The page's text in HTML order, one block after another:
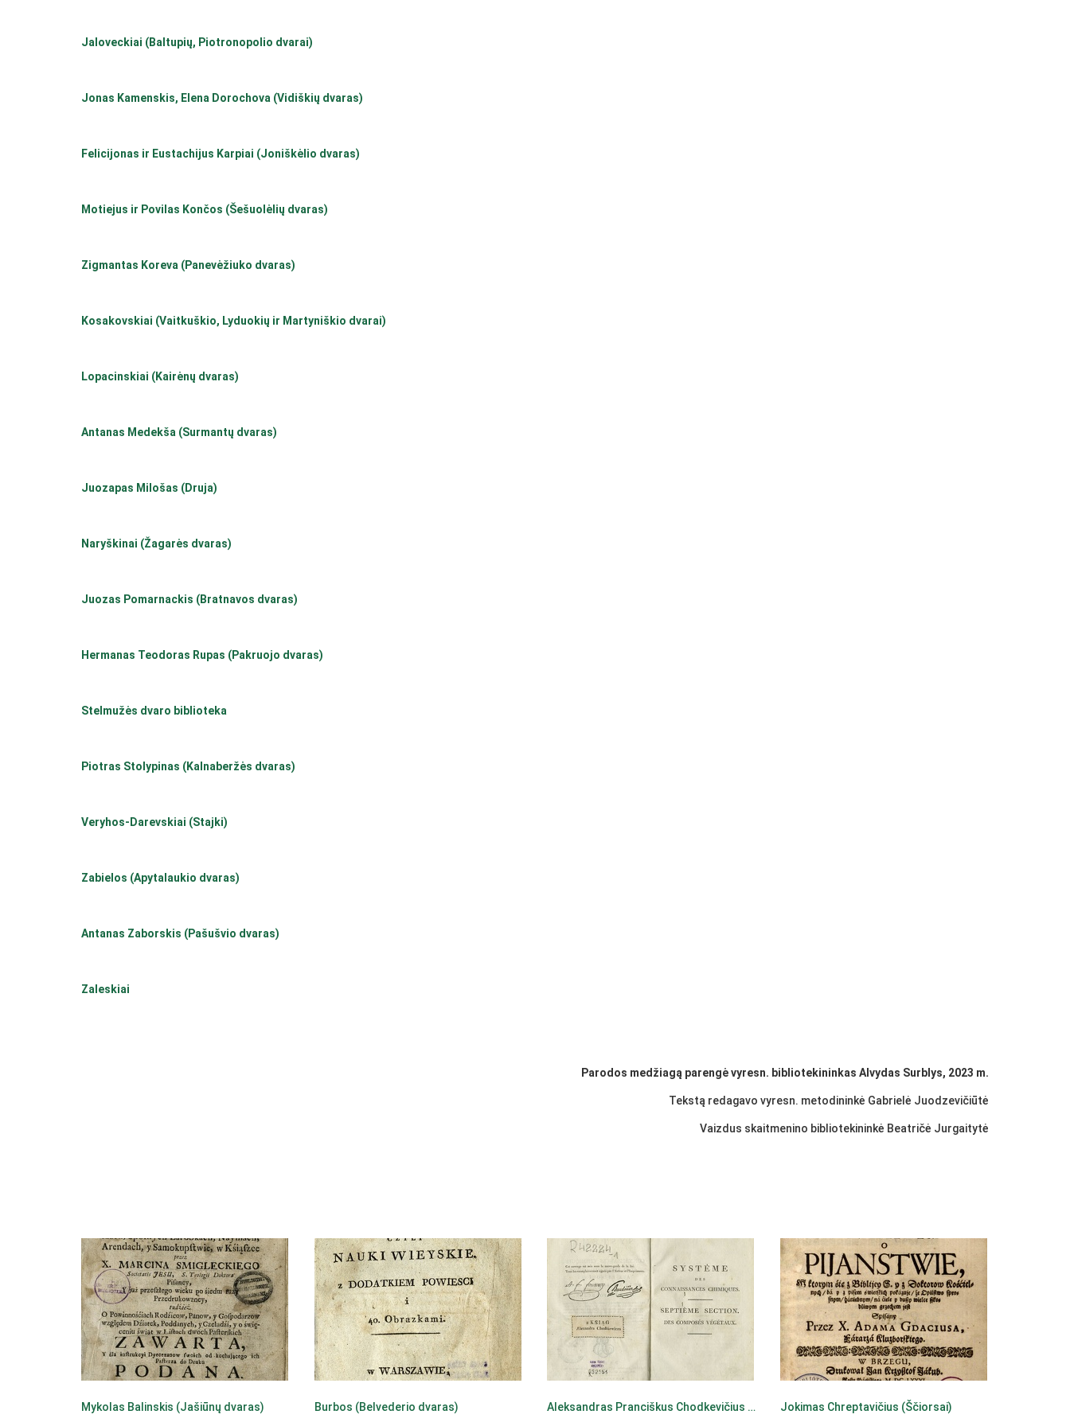
Jaloveckiai (Baltupių, Piotronopolio dvarai)
Jonas Kamenskis, Elena Dorochova (Vidiškių dvaras)
Felicijonas ir Eustachijus Karpiai (Joniškėlio dvaras)
Motiejus ir Povilas Končos (Šešuolėlių dvaras)
Zigmantas Koreva (Panevėžiuko dvaras)
Kosakovskiai (Vaitkuškio, Lyduokių ir Martyniškio dvarai)
Lopacinskiai (Kairėnų dvaras)
Antanas Medekša (Surmantų dvaras)
Juozapas Milošas (Druja)
Naryškinai (Žagarės dvaras)
Juozas Pomarnackis (Bratnavos dvaras)
Hermanas Teodoras Rupas (Pakruojo dvaras)
Stelmužės dvaro biblioteka
Piotras Stolypinas (Kalnaberžės dvaras)
Veryhos-Darevskiai (Stajki)
Zabielos (Apytalaukio dvaras)
Antanas Zaborskis (Pašušvio dvaras)
Zaleskiai
Parodos medžiagą parengė vyresn. bibliotekininkas Alvydas Surblys, 2023 m.
Tekstą redagavo vyresn. metodininkė Gabrielė Juodzevičiūtė
Vaizdus skaitmenino bibliotekininkė Beatričė Jurgaitytė
Mykolas Balinskis (Jašiūnų dvaras) Burbos (Belvederio dvaras) Aleksandras Pranciškus Chodkevičius (Mlynovas) Jokimas Chreptavičius (Ščiorsai)